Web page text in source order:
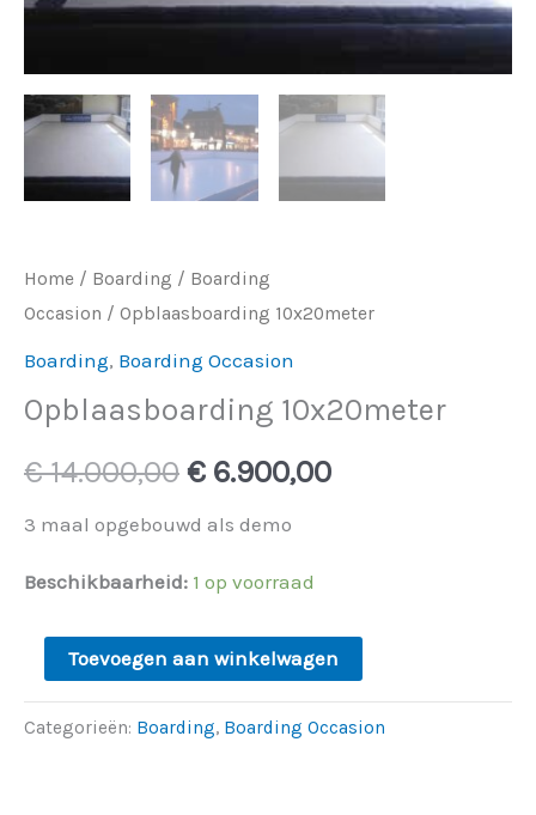
Home / Boarding / Boarding
Occasion / Opblaasboarding 10x20meter
Boarding, Boarding Occasion
Opblaasboarding 10x20meter
€14.000,00 € 6.900,00
3 maal opgebouwd als demo
Beschikbaarheid: 1 op voorraad
Toevoegen aan winkelwagen
Categorieën: Boarding, Boarding Occasion